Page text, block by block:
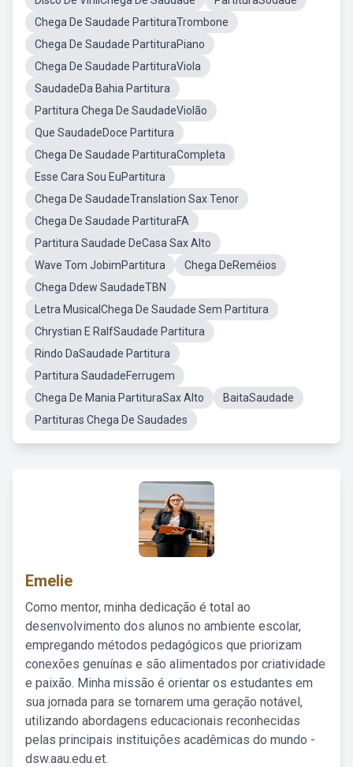
Chega De Saudade PartituraTrombone
Chega De Saudade PartituraPiano
Chega De Saudade PartituraViola
SaudadeDa Bahia Partitura
Partitura Chega De SaudadeViolão
Que SaudadeDoce Partitura
Chega De Saudade PartituraCompleta
Esse Cara Sou EuPartitura
Chega De SaudadeTranslation Sax Tenor
Chega De Saudade PartituraFA
Partitura Saudade DeCasa Sax Alto
Wave Tom JobimPartitura
Chega DeReméios
Chega Ddew SaudadeTBN
Letra MusicalChega De Saudade Sem Partitura
Chrystian E RalfSaudade Partitura
Rindo DaSaudade Partitura
Partitura SaudadeFerrugem
Chega De Mania PartituraSax Alto
BaitaSaudade
Partituras Chega De Saudades
Emelie
Como mentor, minha dedicação é total ao
desenvolvimento dos alunos no ambiente escolar,
empregando métodos pedagógicos que priorizam
conexões genuínas e são alimentados por criatividade
e paixão. Minha missão é orientar os estudantes em
sua jornada para se tornarem uma geração notável,
utilizando abordagens educacionais reconhecidas
pelas principais instituições acadêmicas do mundo -
dsw.aau.edu.et.